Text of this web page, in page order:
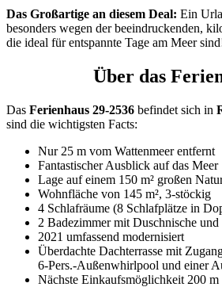
Das Großartige an diesem Deal: Ein
besonders wegen der beeindruckenden,
die ideal für entspannte Tage am Meer
Über das
Das Ferienhaus 29-2536 befindet sich in
sind die wichtigsten Facts:
Nur 25 m vom Wattenmeer entfernt
Fantastischer Ausblick auf das Meer
Lage auf einem 150 m² großen
Wohnfläche von 145 m², 3-stöckig
4 Schlafräume (8 Schlafplätze in
2 Badezimmer mit Duschnische und
2021 umfassend modernisiert
Überdachte Dachterrasse mit
6-Pers.-Außenwhirlpool und einer
Nächste Einkaufsmöglichkeit 200 m